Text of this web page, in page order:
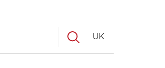
UK